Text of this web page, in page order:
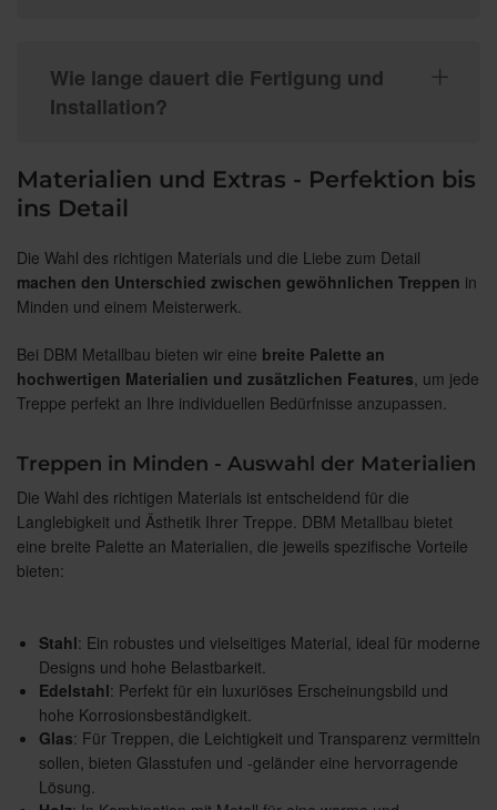
Wie lange dauert die Fertigung und
Installation?
Materialien und Extras - Perfektion bis
ins Detail
Die Wahl des richtigen Materials und die Liebe zum Detail
machen den Unterschied zwischen gewöhnlichen Treppen in
Minden und einem Meisterwerk.
Bei DBM Metallbau bieten wir eine breite Palette an
hochwertigen Materialien und zusätzlichen Features , um jede
Treppe perfekt an Ihre individuellen Bedürfnisse anzupassen.
Treppen in Minden - Auswahl der Materialien
Die Wahl des richtigen Materials ist entscheidend für die
Langlebigkeit und Ästhetik Ihrer Treppe. DBM Metallbau bietet
eine breite Palette an Materialien, die jeweils spezifische Vorteile
bieten:
Stahl: Ein robustes und vielseitiges Material, ideal für moderne
Designs und hohe Belastbarkeit.
Edelstahl: Perfekt für ein luxuriöses Erscheinungsbild und
hohe Korrosionsbeständigkeit.
Glas: Für Treppen, die Leichtigkeit und Transparenz vermitteln
sollen, bieten Glasstufen und -geländer eine hervorragende
Lösung.